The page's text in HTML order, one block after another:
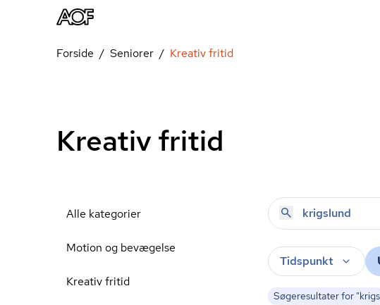
Forside Seniorer Kreativ fritid
Kreativ fritid
Alle kategorier
Motion og bevægelse
Kreativ fritid
Tidspunkt
Søgeresultater for